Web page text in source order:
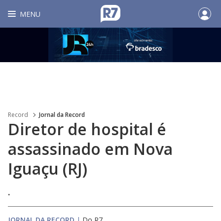
MENU
Record Jornal da Record
Diretor de hospital é
assassinado em Nova
Iguaçu (RJ)
.